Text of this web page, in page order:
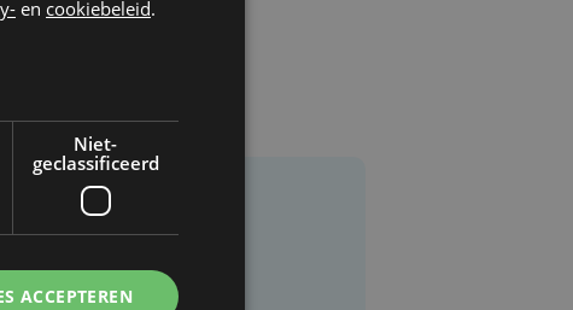
en cookiebeleid.
Niet-
geclassificeerd
ACCEPTEREN